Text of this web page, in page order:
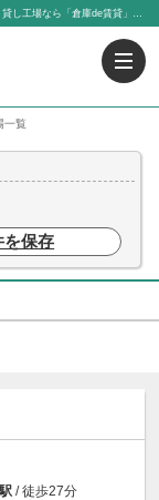
神奈川県 平塚市 貸倉庫・貸工場 ｜貸し倉庫・貸し工場一覧｜貸し倉庫、貸し工場なら「倉庫de賃貸」｜有限会社アイエヌジー・トゥエンティーワン
一覧
を保存
/ 徒歩27分